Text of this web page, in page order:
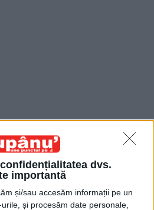
dvs.
importantă
și/sau accesăm informații pe un
și procesăm date personale,